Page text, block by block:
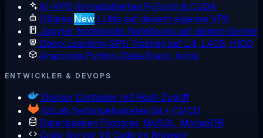
KI-VPS Vorinstalliertes PyTorch & CUDA
Ollama New LLMs auf deinem eigenen VPS
Jupyter Notebooks Notebooks auf deinem Server
Deep-Learning-GPU Training auf L4, L40S, H100
Anaconda Python-Data-Stack, fertig
ENTWICKLER & DEVOPS
Docker Container mit Root-Zugriff
GitLab Selbstgehostetes Git + CI/CD
Datenbanken Postgres, MySQL, MongoDB
Code-Server VS Code im Browser